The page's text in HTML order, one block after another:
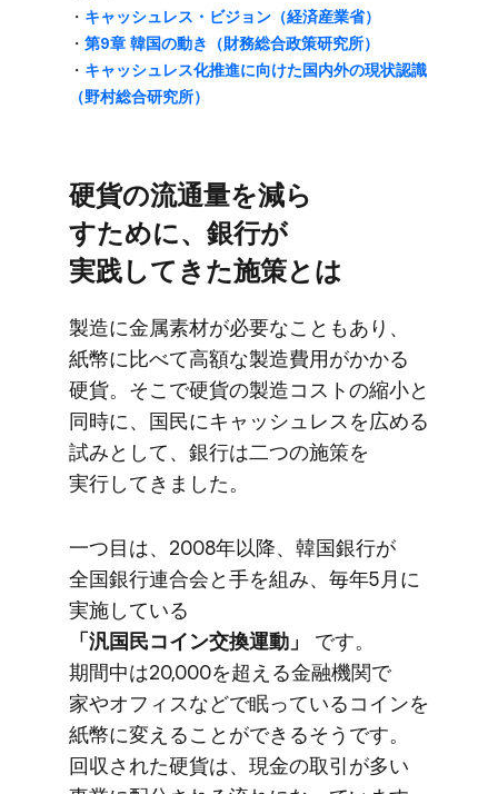
・ キャッシュレス・ビジョン​（経済産業省）
・ 第9章 韓国の​動き​（財務総合政策研究所）
・ キャッシュレス化推進に​向けた​国内外の​現状認識​
（野村総合研究所）
硬貨の​流通量を​減ら​
すために、​銀行が​
実践してきた​施策とは
製造に​金属素材が​必要な​ことも​あり、​
紙幣に​比べて​高額な​製造費用が​かかる​
硬貨。​そこで​硬貨の​製造コストの​縮小と​
同時に、​国民に​キャッシュレスを​広める​
試みと​して、​銀行は​二つの​施策を​
実行してきました。
一つ​目は、​2008年以降、​韓国銀行が​
全国銀行連合会と​手を​組み、​毎年​5月に​
実施している​
「汎国民コイン交換運動」
です。​
期間中は​20,000を​超える​金融機関で​
家や​オフィスなどで​眠っている​コインを​
紙幣に​変える​ことができるそうです。​
回収された​硬貨は、​現金の​取引が​多い​